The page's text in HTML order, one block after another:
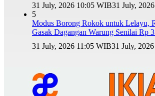
31 July, 2026 10:05 WIB31 July,
5
Modus Borong Rokok untuk Lelayu,
Gasak Dagangan Warung Senilai Rp 3
31 July, 2026 11:05 WIB31 July,